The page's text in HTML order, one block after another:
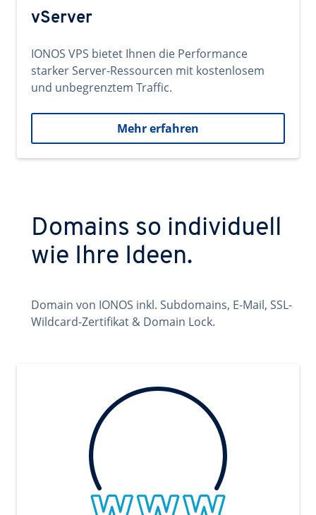
vServer
IONOS VPS bietet Ihnen die Performance
starker Server-Ressourcen mit kostenlosem
und unbegrenztem Traffic.
Mehr erfahren
Domains so individuell
wie Ihre Ideen.
Domain von IONOS inkl. Subdomains, E-Mail, SSL-
Wildcard-Zertifikat & Domain Lock.